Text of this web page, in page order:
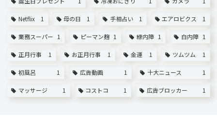
Netflix 1 母の日 1 手相占い 1 エアロビクス 1
業務スーパー 1 ピーマン麹 1 緑内障 1 白内障 1
正月行事 1 お正月行事 1 金運 1 ツムツム 1
初風呂 1 広告動画 1 十大ニュース 1
マッサージ 1 コストコ 1 広告ブロッカー 1